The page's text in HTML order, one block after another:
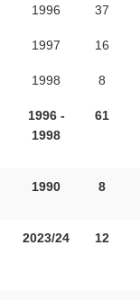
1996
1997
1998
1996 -
1998
37
16
8
61
1990 8
2023/24 12